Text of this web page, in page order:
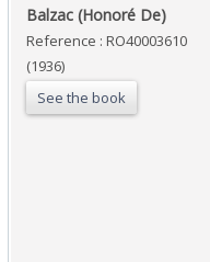
‎Balzac (Honoré De)‎
Reference : RO40003610
(1936)
See the book